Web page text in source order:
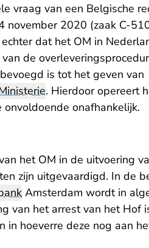
vraag van een Belgische
november 2020 (zaak C-
verlaat Rechtspraak.nl
dat het OM in
de
is tot het geven van
. Hierdoor opereert
onafhankelijk.
het OM in de uitvoering
zijn uitgevaardigd. In de
Amsterdam wordt in
van het arrest van het Hof
in hoeverre deze nog aan